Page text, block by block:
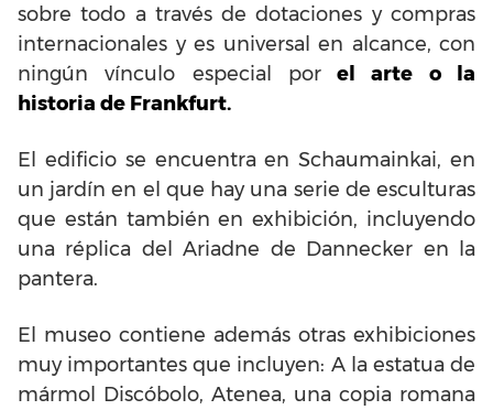
sobre todo a través de dotaciones y compras
internacionales y es universal en alcance, con
ningún vínculo especial porel arte o la
historia de Frankfurt.
El edificio se encuentra en Schaumainkai, en
un jardín en el que hay una serie de esculturas
que están también en exhibición, incluyendo
una réplica del Ariadne de Dannecker en la
pantera.
El museo contiene además otras exhibiciones
muy importantes que incluyen: A la estatua de
mármol Discóbolo, Atenea, una copia romana